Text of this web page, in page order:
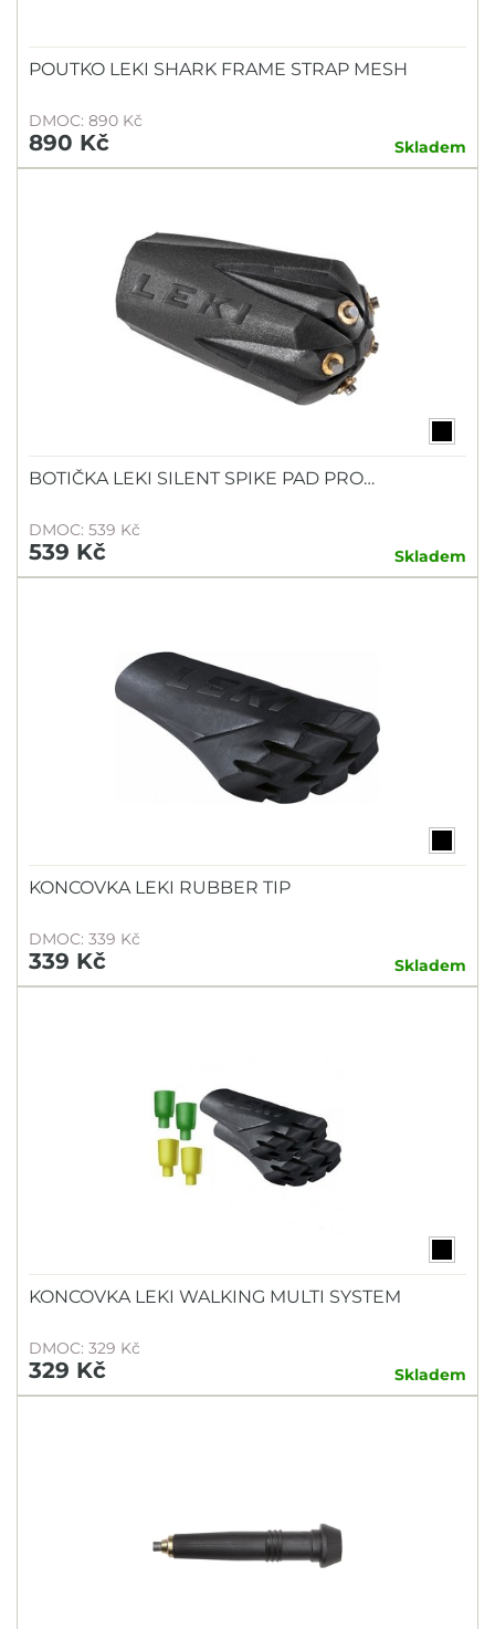
POUTKO LEKI SHARK FRAME STRAP MESH
DMOC: 890 Kč
890 Kč Skladem
BOTIČKA LEKI SILENT SPIKE PAD PRO…
DMOC: 539 Kč
539 Kč Skladem
KONCOVKA LEKI RUBBER TIP
DMOC: 339 Kč
339 Kč Skladem
KONCOVKA LEKI WALKING MULTI SYSTEM
DMOC: 329 Kč
329 Kč Skladem